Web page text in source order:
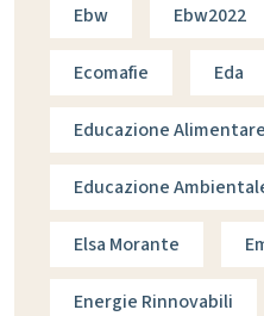
Ebw Ebw2022
Ecomafie Eda
Educazione Alimentare
Educazione
Elsa Morante
Energie Rinnovabili